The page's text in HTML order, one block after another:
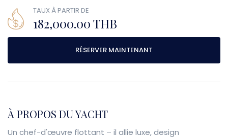
TAUX À PARTIR DE
182,000.00 THB
RÉSERVER MAINTENANT
À PROPOS DU YACHT
Un chef-d'œuvre flottant – il allie luxe, design